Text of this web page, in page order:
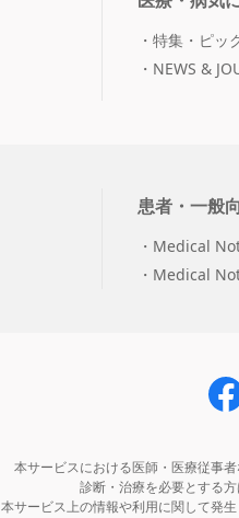
特集・ピッ
NEWS &
患者・一般
Medical
Medical
本サービスにおける医師・医療従事
診断・治療を必要とする
本サービス上の情報や利用に関して発